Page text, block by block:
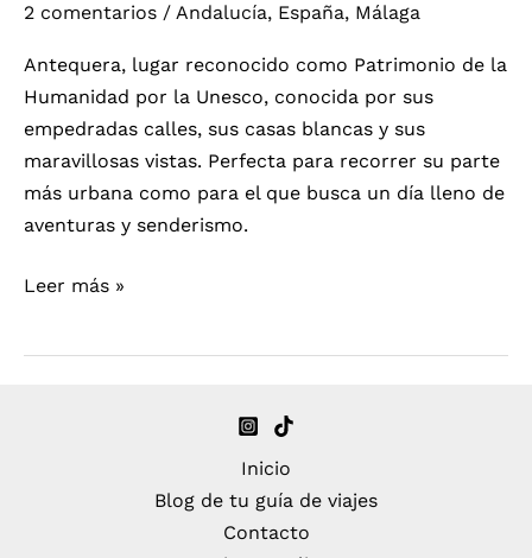
2 comentarios / Andalucía, España, Málaga
Antequera, lugar reconocido como Patrimonio de la
Humanidad por la Unesco, conocida por sus
empedradas calles, sus casas blancas y sus
maravillosas vistas. Perfecta para recorrer su parte
más urbana como para el que busca un día lleno de
aventuras y senderismo.
Día
Leer más »
Inicio
Blog de tu guía de viajes
Contacto